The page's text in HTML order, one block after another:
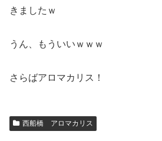
きましたｗ
うん、もういいｗｗｗ
さらばアロマカリス！
西船橋 アロマカリス